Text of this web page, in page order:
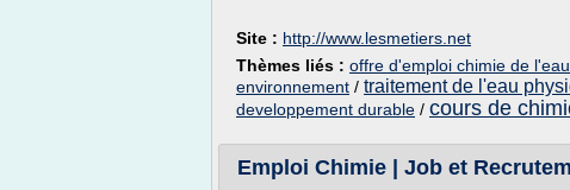
Site : http://www.lesmetiers.net
Thèmes liés : offre d'emploi chimie de l'eau
environnement / traitement de l'eau
developpement durable / cours de
Emploi Chimie | Job et